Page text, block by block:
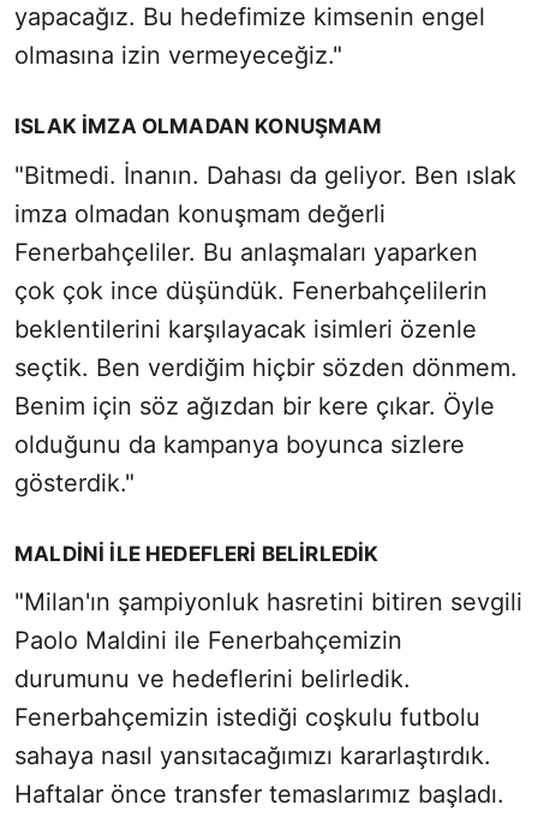
yapacağız. Bu hedefimize kimsenin engel
olmasına izin vermeyeceğiz."
ISLAK İMZA OLMADAN KONUŞMAM
"Bitmedi. İnanın. Dahası da geliyor. Ben ıslak
imza olmadan konuşmam değerli
Fenerbahçeliler. Bu anlaşmaları yaparken
çok çok ince düşündük. Fenerbahçelilerin
beklentilerini karşılayacak isimleri özenle
seçtik. Ben verdiğim hiçbir sözden dönmem.
Benim için söz ağızdan bir kere çıkar. Öyle
olduğunu da kampanya boyunca sizlere
gösterdik."
MALDİNİ İLE HEDEFLERİ BELİRLEDİK
"Milan'ın şampiyonluk hasretini bitiren sevgili
Paolo Maldini ile Fenerbahçemizin
durumunu ve hedeflerini belirledik.
Fenerbahçemizin istediği coşkulu futbolu
sahaya nasıl yansıtacağımızı kararlaştırdık.
Haftalar önce transfer temaslarımız başladı.